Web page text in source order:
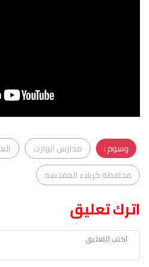
وسوم : مدارس الوارث
محافظة كربلاء المقدسة
اترك تعليق